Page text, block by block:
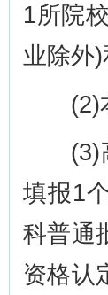
1所院
业除外)
(2)本
(3)高
填报1
科普通
资格认